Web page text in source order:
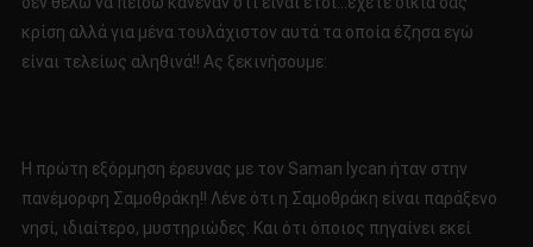
κρίση αλλά για μένα τουλάχιστον αυτά τα οποία έζησα εγώ
είναι τελείως αληθινά!! Ας ξεκινήσουμε:
Η πρώτη εξόρμηση έρευνας με τον Saman lycan ήταν στην
πανέμορφη Σαμοθράκη!! Λένε ότι η Σαμοθράκη είναι παράξενο
νησί, ιδιαίτερο, μυστηριώδες. Και ότι όποιος πηγαίνει εκεί